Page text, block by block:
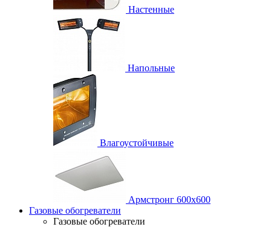
Настенные
Напольные
Влагоустойчивые
Армстронг 600х600
Газовые обогреватели
Газовые обогреватели